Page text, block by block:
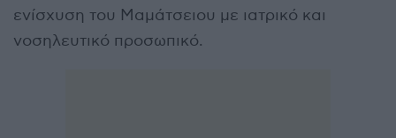
ενίσχυση του Μαμάτσειου με ιατρικό και
νοσηλευτικό προσωπικό.